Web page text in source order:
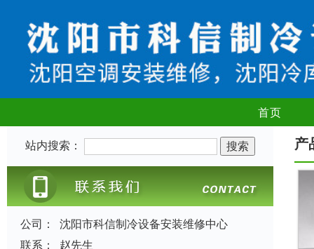
首页
站内搜索：
公司：
沈阳市科信制冷设备安装维修中心
联系：
赵先生
产